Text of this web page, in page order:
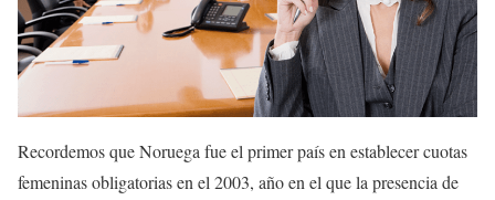
Recordemos que Noruega fue el primer país en establecer cuotas
femeninas obligatorias en el 2003, año en el que la presencia de